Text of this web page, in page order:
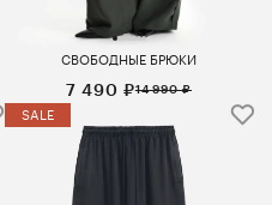
СВОБОДНЫЕ БРЮКИ
7 490 ₽14 990 ₽
SALE